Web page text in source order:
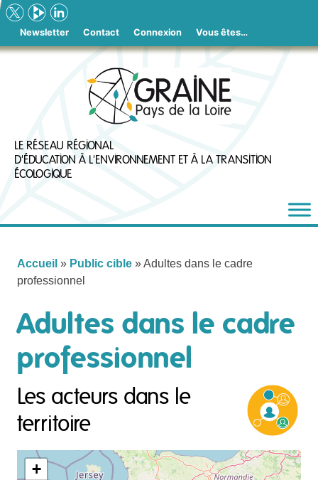
Skip
to
Newsletter Contact Connexion Vous êtes…
LE RÉSEAU RÉGIONAL
D'ÉDUCATION À L'ENVIRONNEMENT ET À LA TRANSITION
ÉCOLOGIQUE
Accueil » Public cible »Adultes dans le cadre
professionnel
Adultes dans le cadre
professionnel
Les acteurs dans le
territoire
+